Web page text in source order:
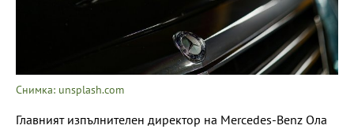
Снимка: unsplash.com
Главният изпълнителен директор на Mercedes-Benz Ола